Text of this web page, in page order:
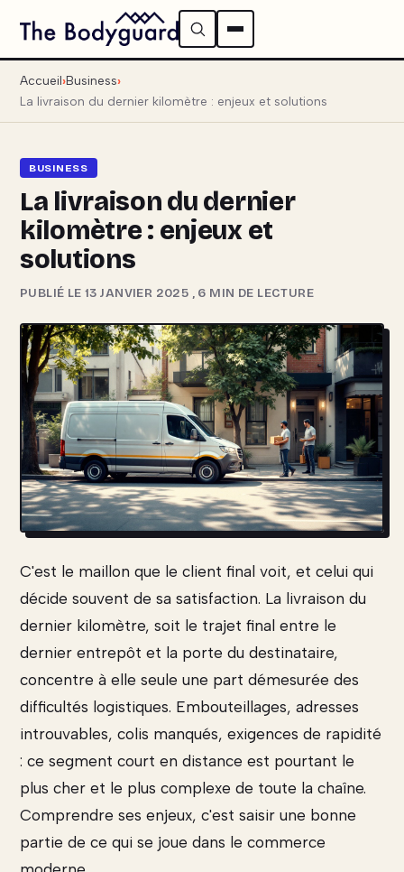
Accueil Business
La livraison du dernier kilomètre : enjeux et solutions
BUSINESS
La livraison du dernier
kilomètre : enjeux et
solutions
PUBLIÉ LE 13 JANVIER 2025 , 6 MIN DE LECTURE
C'est le maillon que le client final voit, et celui qui
décide souvent de sa satisfaction. La livraison du
dernier kilomètre, soit le trajet final entre le
dernier entrepôt et la porte du destinataire,
concentre à elle seule une part démesurée des
difficultés logistiques. Embouteillages, adresses
introuvables, colis manqués, exigences de rapidité
: ce segment court en distance est pourtant le
plus cher et le plus complexe de toute la chaîne.
Comprendre ses enjeux, c'est saisir une bonne
partie de ce qui se joue dans le commerce